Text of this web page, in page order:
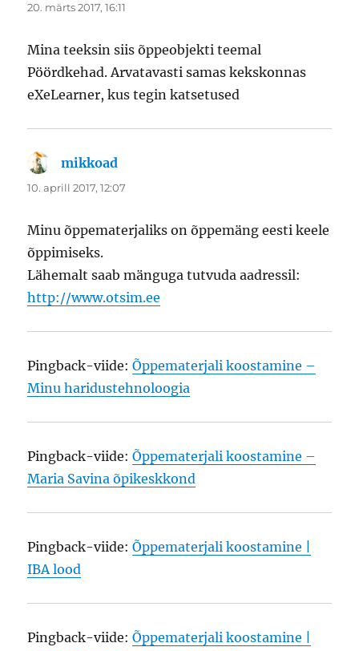
20. märts 2017, 16:11
Mina teeksin siis õppeobjekti teemal
Pöördkehad. Arvatavasti samas kekskonnas
eXeLearner, kus tegin katsetused
mikkoad
10. aprill 2017, 12:07
Minu õppematerjaliks on õppemäng eesti keele
õppimiseks.
Lähemalt saab mänguga tutvuda aadressil:
http://www.otsim.ee
Pingback-viide:Õppematerjali koostamine –
Minu haridustehnoloogia
Pingback-viide:Õppematerjali koostamine –
Maria Savina õpikeskkond
Pingback-viide:Õppematerjali koostamine |
IBA lood
Pingback-viide:Õppematerjali koostamine |